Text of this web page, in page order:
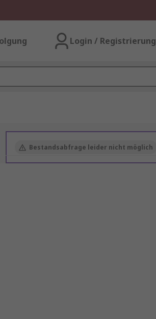
Login / Registrierung
Bestandsabfrage leider nicht möglich